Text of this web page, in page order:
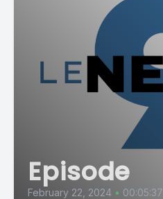
Episode
February 22, 2024 • 00:05:37